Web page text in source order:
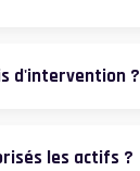
d'intervention ?
les actifs ?